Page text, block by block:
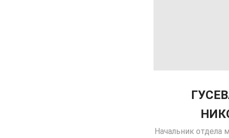
Начальник отдела